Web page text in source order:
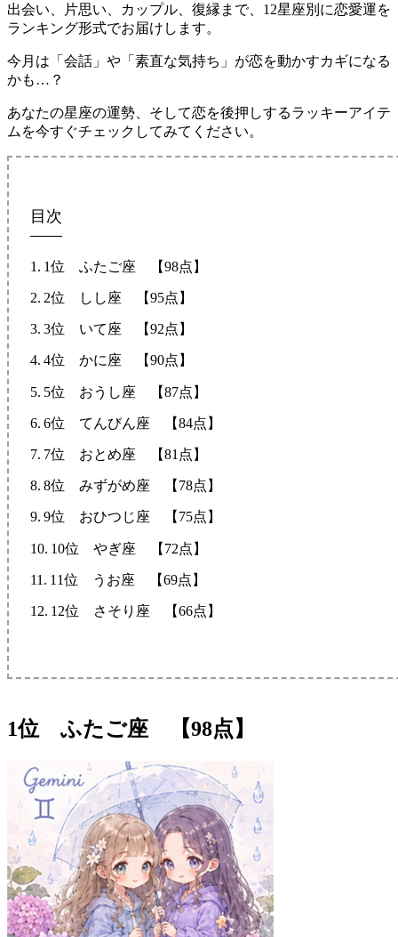
出会い、片思い、カップル、復縁まで、12星座別に恋愛運を
ランキング形式でお届けします。
今月は「会話」や「素直な気持ち」が恋を動かすカギになる
かも…？
あなたの星座の運勢、そして恋を後押しするラッキーアイテ
ムを今すぐチェックしてみてください。
目次
1位 ふたご座 【98点】
2位 しし座 【95点】
3位 いて座 【92点】
4位 かに座 【90点】
5位 おうし座 【87点】
6位 てんびん座 【84点】
7位 おとめ座 【81点】
8位 みずがめ座 【78点】
9位 おひつじ座 【75点】
10位 やぎ座 【72点】
11位 うお座 【69点】
12位 さそり座 【66点】
1位 ふたご座 【98点】